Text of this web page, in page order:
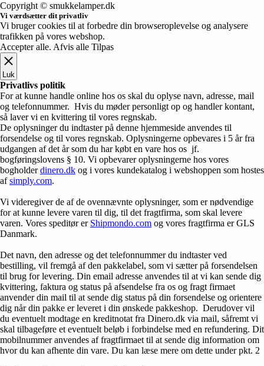
Copyright © smukkelamper.dk
Vi værdsætter dit privatliv
Vi bruger cookies til at forbedre din browseroplevelse og analysere
trafikken på vores webshop.
Accepter alle. Afvis alle Tilpas
Luk
Privatlivs politik
For at kunne handle online hos os skal du oplyse navn, adresse, mail
og telefonnummer. Hvis du møder personligt op og handler kontant,
så laver vi en kvittering til vores regnskab.
De oplysninger du indtaster på denne hjemmeside anvendes til
forsendelse og til vores regnskab. Oplysningerne opbevares i 5 år fra
udgangen af det år som du har købt en vare hos os jf.
bogføringslovens § 10. Vi opbevarer oplysningerne hos vores
bogholderdinero.dk og i vores kundekatalog i webshoppen som hostes
afsimply.com.
Vi videregiver de af de ovennævnte oplysninger, som er nødvendige
for at kunne levere varen til dig, til det fragtfirma, som skal levere
varen. Vores speditør er Shipmondo.com og vores fragtfirma er GLS
Danmark.
Det navn, den adresse og det telefonnummer du indtaster ved
bestilling, vil fremgå af den pakkelabel, som vi sætter på forsendelsen
til brug for levering. Din email adresse anvendes til at vi kan sende dig
kvittering, faktura og status på afsendelse fra os og fragt firmaet
anvender din mail til at sende dig status på din forsendelse og orientere
dig når din pakke er leveret i din ønskede pakkeshop. Derudover vil
du eventuelt modtage en kreditnotat fra Dinero.dk via mail, såfremt vi
skal tilbageføre et eventuelt beløb i forbindelse med en refundering. Dit
mobilnummer anvendes af fragtfirmaet til at sende dig information om
hvor du kan afhente din vare. Du kan læse mere om dette under pkt. 2